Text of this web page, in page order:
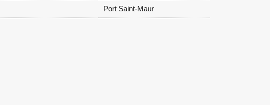
Port Saint-Maur